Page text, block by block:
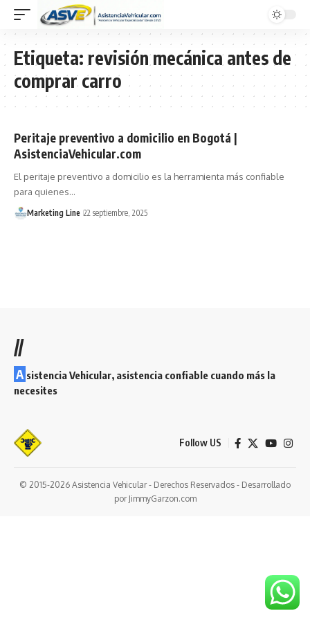
Etiqueta:revisión mecánica antes de
comprar carro
Peritaje preventivo a domicilio en Bogotá |
AsistenciaVehicular.com
El peritaje preventivo a domicilio es la herramienta más confiable
para quienes…
Marketing Line 22 septiembre, 2025
//
A sistencia Vehicular, asistencia confiable cuando más la
necesites
Follow US
© 2015-2026 Asistencia Vehicular - Derechos Reservados - Desarrollado
por JimmyGarzon.com